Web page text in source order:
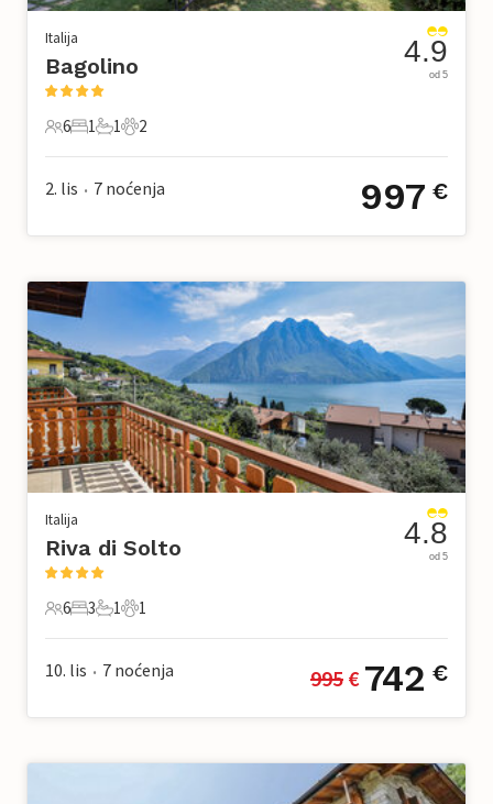
Italija
Bagolino
6 Gosti
6
1 Spavaća soba
1
1 Kupaonica
1
2 Kućni ljubimac
2
4.9
od 5
2. lis • 7 noćenja 997 €
Italija
Riva di Solto
6 Gosti
6
3 Spavaće sobe
3
1 Kupaonica
1
1 Kućni ljubimac
1
4.8
od 5
10. lis • 7 noćenja 995 € 742 €